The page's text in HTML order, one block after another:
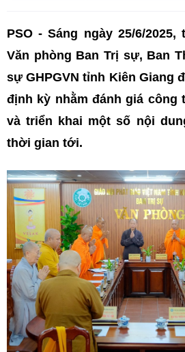
PSO - Sáng ngày 25/6/
Văn phòng Ban Trị sự, Ban
sự GHPGVN tỉnh Kiên Giang
định kỳ nhằm đánh giá công
và triển khai một số nội
thời gian tới.